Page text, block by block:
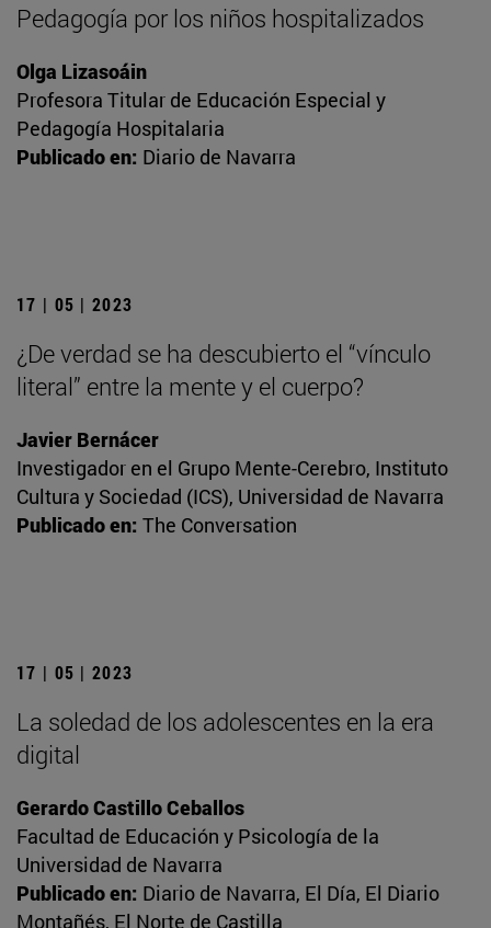
Pedagogía por los niños hospitalizados
Olga Lizasoáin
Profesora Titular de Educación Especial y
Pedagogía Hospitalaria
Publicado en: Diario de Navarra
17 | 05 | 2023
¿De verdad se ha descubierto el “vínculo
literal” entre la mente y el cuerpo?
Javier Bernácer
Investigador en el Grupo Mente-Cerebro, Instituto
Cultura y Sociedad (ICS), Universidad de Navarra
Publicado en: The Conversation
17 | 05 | 2023
La soledad de los adolescentes en la era
digital
Gerardo Castillo Ceballos
Facultad de Educación y Psicología de la
Universidad de Navarra
Publicado en: Diario de Navarra, El Día, El Diario
Montañés, El Norte de Castilla